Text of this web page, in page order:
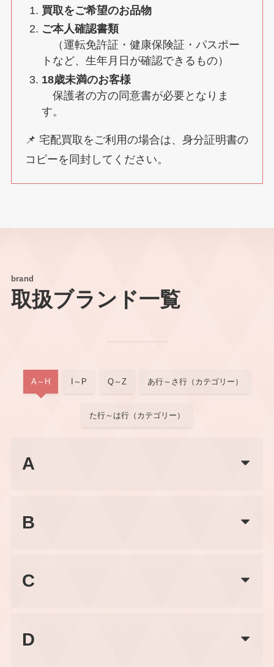
買取をご希望のお品物
ご本人確認書類
（運転免許証・健康保険証・パスポー
トなど、生年月日が確認できるもの）
18歳未満のお客様
保護者の方の同意書が必要となりま
す。
📌 宅配買取をご利用の場合は、身分証明書の
コピーを同封してください。
brand
取扱ブランド一覧
A～H I～P Q～Z あ行～さ行（カテゴリー）
た行～は行（カテゴリー）
A
B
C
D